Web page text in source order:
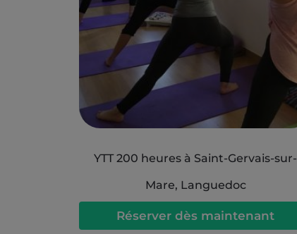
YTT 200 heures à Saint-Gervais-sur-
Mare, Languedoc
Réserver dès maintenant